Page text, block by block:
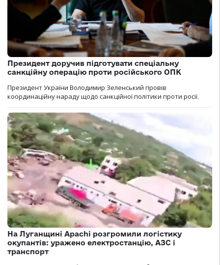
Президент доручив підготувати спеціальну
санкційну операцію проти російського ОПК
Президент України Володимир Зеленський провів
координаційну нараду щодо санкційної політики проти росії.
На Луганщині Apachi розгромили логістику
окупантів: уражено електростанцію, АЗС і
транспорт